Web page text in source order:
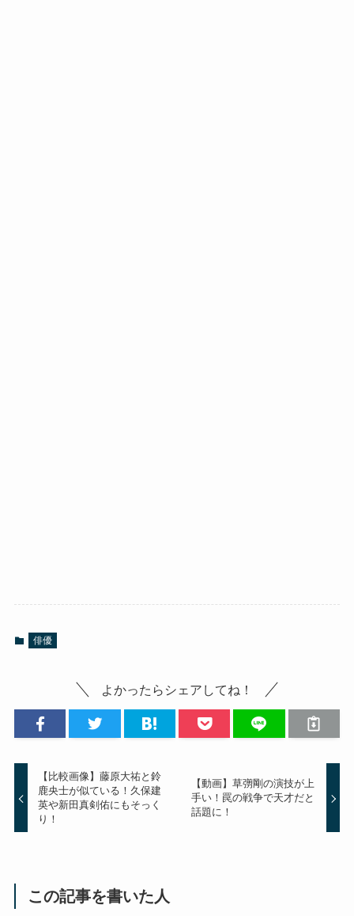
俳優
よかったらシェアしてね！
【比較画像】藤原大祐と鈴
鹿央士が似ている！久保建
英や新田真剣佑にもそっく
り！
【動画】草彅剛の演技が上
手い！罠の戦争で天才だと
話題に！
この記事を書いた人